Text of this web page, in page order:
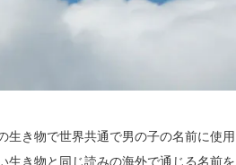
生き物で世界共通で男の子の名前に使用
生き物と同じ読みの海外で通じる名前を